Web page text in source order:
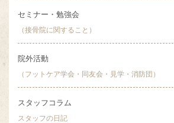
セミナー・勉強会
（接骨院に関すること）
院外活動
（フットケア学会・同友会・見学・消防団）
スタッフコラム
スタッフの日記